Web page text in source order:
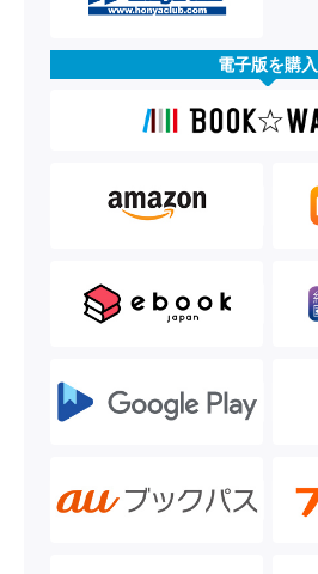
電子版を購入